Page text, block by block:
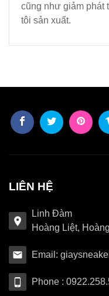
cũng như giảm phát
tôi sản xuất.
LIÊN HỆ
Linh Đàm
Hoàng Liệt,
Email:
Phone :